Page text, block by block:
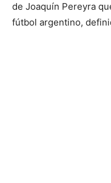
de Joaquín Pereyra
fútbol argentino,